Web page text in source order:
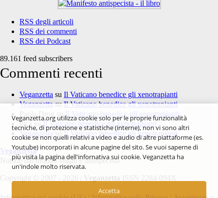
RSS degli articoli
RSS dei commenti
RSS dei Podcast
89.161 feed subscribers
Commenti recenti
Veganzetta su Il Vaticano benedice gli xenotrapianti
VeganzettasuIl Vaticano benedice gli xenotrapianti
Paola Drog suIl Vaticano benedice gli xenotrapianti
luca suIl Vaticano benedice gli xenotrapianti
Veganzetta su Il Vaticano benedice gli xenotrapianti
Veganzetta
Notizie dal mondo vegan e antispecista
Copyright © 2007 - 2026 | Veganzetta ISSN 2284-094X
Veganzetta.org utilizza cookie solo per le proprie funzionalità
tecniche, di protezione e statistiche (interne), non vi sono altri
cookie se non quelli relativi a video e audio di altre piattaforme (es.
Youtube) incorporati in alcune pagine del sito. Se vuoi saperne di
più visita la pagina dell'infornativa sui cookie. Veganzetta ha
un'indole molto riservata.
Accetta